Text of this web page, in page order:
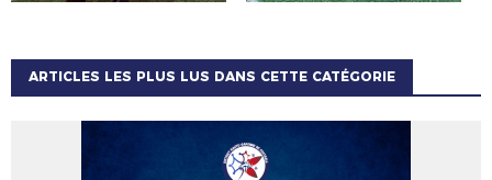
ARTICLES LES PLUS LUS DANS CETTE CATÉGORIE